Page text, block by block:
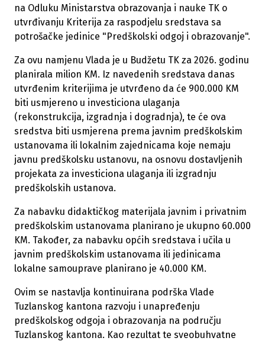
na Odluku Ministarstva obrazovanja i nauke TK o
utvrđivanju Kriterija za raspodjelu sredstava sa
potrošačke jedinice "Predškolski odgoj i obrazovanje".
Za ovu namjenu Vlada je u Budžetu TK za 2026. godinu
planirala milion KM. Iz navedenih sredstava danas
utvrđenim kriterijima je utvrđeno da će 900.000 KM
biti usmjereno u investiciona ulaganja
(rekonstrukcija, izgradnja i dogradnja), te će ova
sredstva biti usmjerena prema javnim predškolskim
ustanovama ili lokalnim zajednicama koje nemaju
javnu predškolsku ustanovu, na osnovu dostavljenih
projekata za investiciona ulaganja ili izgradnju
predškolskih ustanova.
Za nabavku didaktičkog materijala javnim i privatnim
predškolskim ustanovama planirano je ukupno 60.000
KM. Također, za nabavku općih sredstava i učila u
javnim predškolskim ustanovama ili jedinicama
lokalne samouprave planirano je 40.000 KM.
Ovim se nastavlja kontinuirana podrška Vlade
Tuzlanskog kantona razvoju i unapređenju
predškolskog odgoja i obrazovanja na području
Tuzlanskog kantona. Kao rezultat te sveobuhvatne